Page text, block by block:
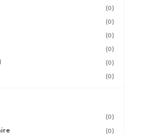
(0)
(0)
(0)
(0)
(0)
(0)
(0)
(0)